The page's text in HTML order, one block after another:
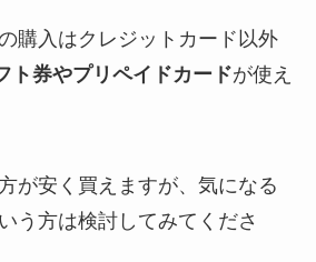
購入はクレジットカード以外
ト券やプリペイドカードが使え
が安く買えますが、気になる
う方は検討してみてくださ